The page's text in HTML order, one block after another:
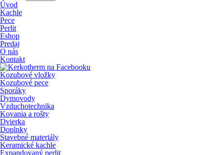
Úvod
Kachle
Pece
Perlit
Eshop
Predaj
O nás
Kontakt
Kozubové vložky
Kozubové pece
Sporáky
Dymovody
Vzduchotechnika
Kovania a rošty
Dvierka
Doplnky
Stavebné materiály
Keramické kachle
Expandovaný perlit